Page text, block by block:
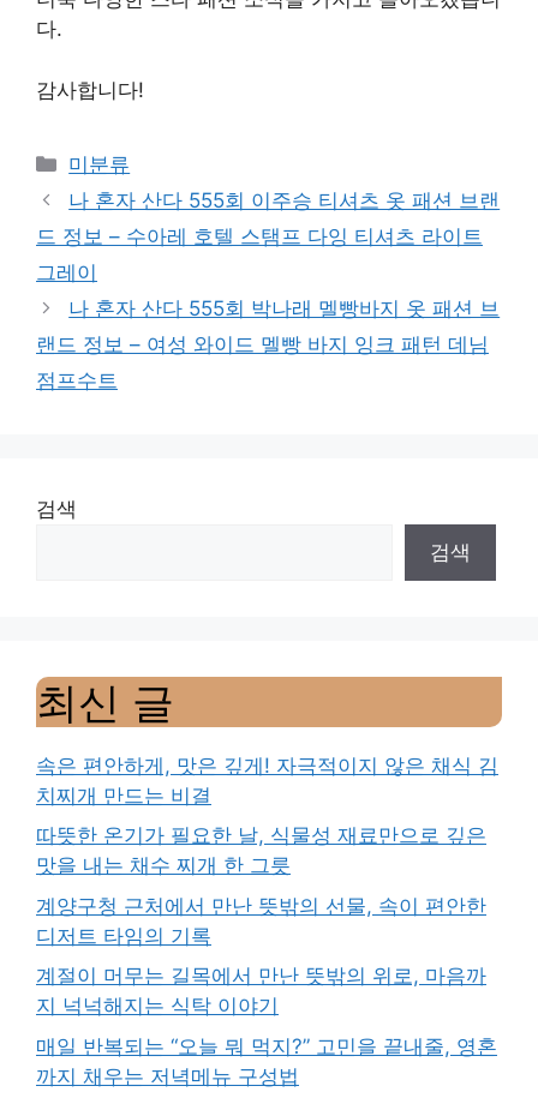
다.
감사합니다!
Categories
미분류
나 혼자 산다 555회 이주승 티셔츠 옷 패션 브랜
드 정보 – 수아레 호텔 스탬프 다잉 티셔츠 라이트
그레이
나 혼자 산다 555회 박나래 멜빵바지 옷 패션 브
랜드 정보 – 여성 와이드 멜빵 바지 잉크 패턴 데님
점프수트
검색
검색
최신 글
속은 편안하게, 맛은 깊게! 자극적이지 않은 채식 김
치찌개 만드는 비결
따뜻한 온기가 필요한 날, 식물성 재료만으로 깊은
맛을 내는 채수 찌개 한 그릇
계양구청 근처에서 만난 뜻밖의 선물, 속이 편안한
디저트 타임의 기록
계절이 머무는 길목에서 만난 뜻밖의 위로, 마음까
지 넉넉해지는 식탁 이야기
매일 반복되는 “오늘 뭐 먹지?” 고민을 끝내줄, 영혼
까지 채우는 저녁메뉴 구성법